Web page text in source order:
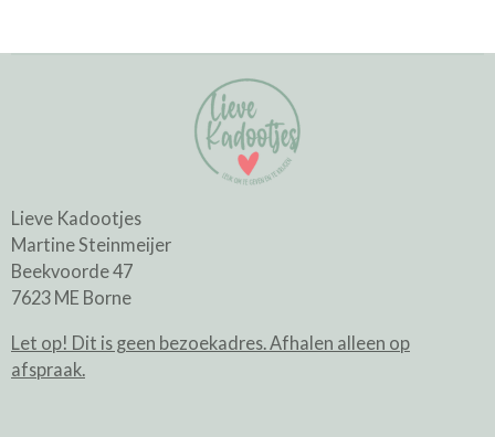
Lieve Kadootjes
Martine Steinmeijer
Beekvoorde 47
7623 ME Borne
Let op! Dit is geen bezoekadres. Afhalen alleen op
afspraak.